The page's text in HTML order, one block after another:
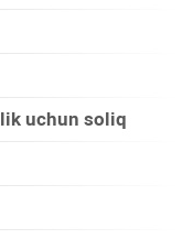
uchun soliq